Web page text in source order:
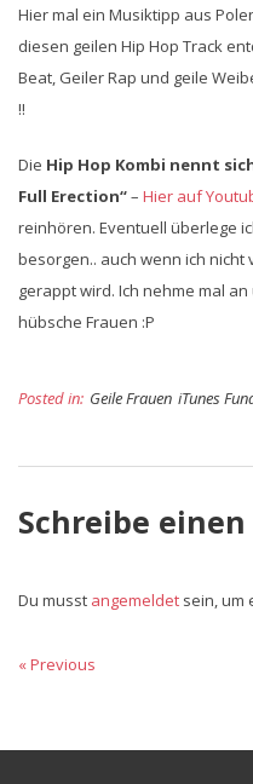
Hier mal ein Musiktipp aus
diesen geilen Hip Hop Track
Beat, Geiler Rap und geile
!!
Die Hip Hop Kombi nennt
Full Erection“– Hier auf
reinhören. Eventuell überlege
besorgen.. auch wenn ich
gerappt wird. Ich nehme mal
hübsche Frauen :P
Posted in: Geile Frauen iTunes
Schreibe
Du musst angemeldet sein, um
« Previous